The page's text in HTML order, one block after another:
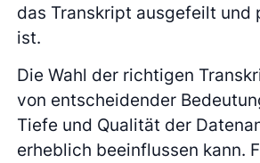
das Transkript ausgefeilt und
ist.
Die Wahl der richtigen
von entscheidender
Tiefe und Qualität der
erheblich beeinflussen kann.